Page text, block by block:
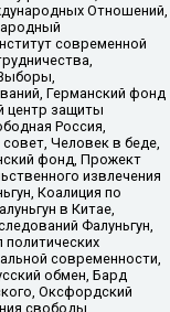
Отношений,
современной
Германский фонд
центр защиты
Россия,
Человек в беде,
фонд, Прожект
извлечения
Коалиция по
в Китае,
Фалуньгун,
современности,
обмен, Бард
Оксфордский
свободы